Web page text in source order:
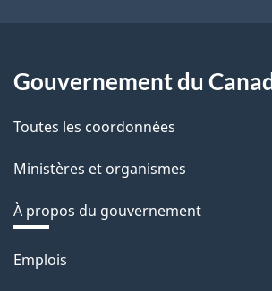
Gouvernement du
Toutes les coordonnées
Ministères et organismes
À propos du gouvernement
Thèmes
Emplois